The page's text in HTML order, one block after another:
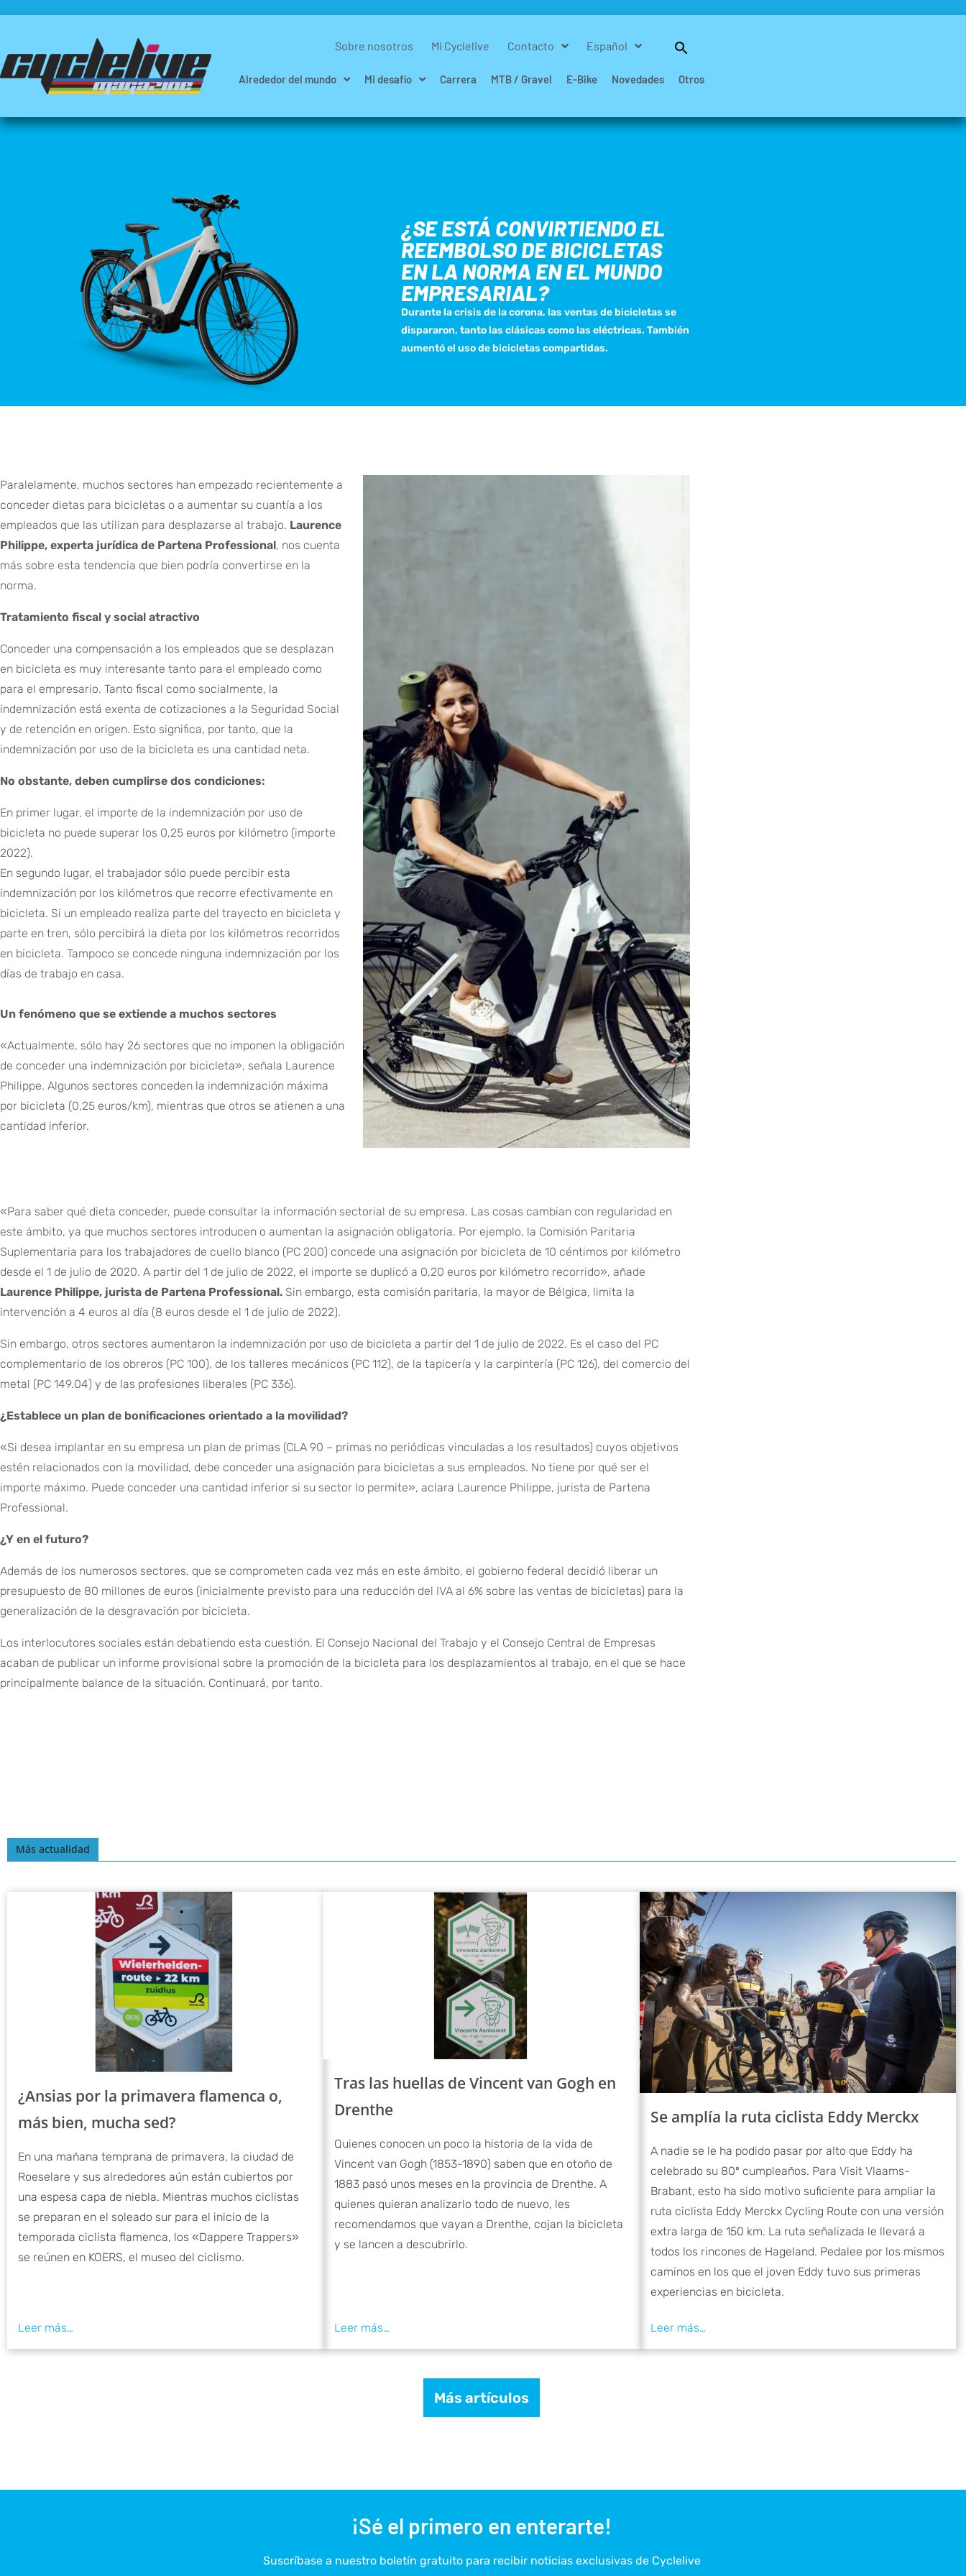
Sobre nosotros Mi Cyclelive Contacto Español
Alrededor del mundo Mi desafío Carrera MTB / Gravel E-Bike Novedades Otros
¿SE ESTÁ CONVIRTIENDO EL
REEMBOLSO DE BICICLETAS
EN LA NORMA EN EL MUNDO
EMPRESARIAL?
Durante la crisis de la corona, las ventas de bicicletas se
dispararon, tanto las clásicas como las eléctricas. También
aumentó el uso de bicicletas compartidas.
Paralelamente, muchos sectores han empezado recientemente a
conceder dietas para bicicletas o a aumentar su cuantía a los
empleados que las utilizan para desplazarse al trabajo. Laurence
Philippe, experta jurídica de Partena Professional, nos cuenta
más sobre esta tendencia que bien podría convertirse en la
norma.
Tratamiento fiscal y social atractivo
Conceder una compensación a los empleados que se desplazan
en bicicleta es muy interesante tanto para el empleado como
para el empresario. Tanto fiscal como socialmente, la
indemnización está exenta de cotizaciones a la Seguridad Social
y de retención en origen. Esto significa, por tanto, que la
indemnización por uso de la bicicleta es una cantidad neta.
No obstante, deben cumplirse dos condiciones:
En primer lugar, el importe de la indemnización por uso de
bicicleta no puede superar los 0,25 euros por kilómetro (importe
2022).
En segundo lugar, el trabajador sólo puede percibir esta
indemnización por los kilómetros que recorre efectivamente en
bicicleta. Si un empleado realiza parte del trayecto en bicicleta y
parte en tren, sólo percibirá la dieta por los kilómetros recorridos
en bicicleta. Tampoco se concede ninguna indemnización por los
días de trabajo en casa.
Un fenómeno que se extiende a muchos sectores
«Actualmente, sólo hay 26 sectores que no imponen la obligación
de conceder una indemnización por bicicleta», señala Laurence
Philippe. Algunos sectores conceden la indemnización máxima
por bicicleta (0,25 euros/km), mientras que otros se atienen a una
cantidad inferior.
«Para saber qué dieta conceder, puede consultar la información sectorial de su empresa. Las cosas cambian con regularidad en
este ámbito, ya que muchos sectores introducen o aumentan la asignación obligatoria. Por ejemplo, la Comisión Paritaria
Suplementaria para los trabajadores de cuello blanco (PC 200) concede una asignación por bicicleta de 10 céntimos por kilómetro
desde el 1 de julio de 2020. A partir del 1 de julio de 2022, el importe se duplicó a 0,20 euros por kilómetro recorrido», añade
Laurence Philippe, jurista de Partena Professional. Sin embargo, esta comisión paritaria, la mayor de Bélgica, limita la
intervención a 4 euros al día (8 euros desde el 1 de julio de 2022).
Sin embargo, otros sectores aumentaron la indemnización por uso de bicicleta a partir del 1 de julio de 2022. Es el caso del PC
complementario de los obreros (PC 100), de los talleres mecánicos (PC 112), de la tapicería y la carpintería (PC 126), del comercio del
metal (PC 149.04) y de las profesiones liberales (PC 336).
¿Establece un plan de bonificaciones orientado a la movilidad?
«Si desea implantar en su empresa un plan de primas (CLA 90 – primas no periódicas vinculadas a los resultados) cuyos objetivos
estén relacionados con la movilidad, debe conceder una asignación para bicicletas a sus empleados. No tiene por qué ser el
importe máximo. Puede conceder una cantidad inferior si su sector lo permite», aclara Laurence Philippe, jurista de Partena
Professional.
¿Y en el futuro?
Además de los numerosos sectores, que se comprometen cada vez más en este ámbito, el gobierno federal decidió liberar un
presupuesto de 80 millones de euros (inicialmente previsto para una reducción del IVA al 6% sobre las ventas de bicicletas) para la
generalización de la desgravación por bicicleta.
Los interlocutores sociales están debatiendo esta cuestión. El Consejo Nacional del Trabajo y el Consejo Central de Empresas
acaban de publicar un informe provisional sobre la promoción de la bicicleta para los desplazamientos al trabajo, en el que se hace
principalmente balance de la situación. Continuará, por tanto.
Más actualidad
¿Ansias por la primavera flamenca o,
más bien, mucha sed?
En una mañana temprana de primavera, la ciudad de
Roeselare y sus alrededores aún están cubiertos por
una espesa capa de niebla. Mientras muchos ciclistas
se preparan en el soleado sur para el inicio de la
temporada ciclista flamenca, los «Dappere Trappers»
se reúnen en KOERS, el museo del ciclismo.
Tras las huellas de Vincent van Gogh en
Drenthe
Quienes conocen un poco la historia de la vida de
Vincent van Gogh (1853-1890) saben que en otoño de
1883 pasó unos meses en la provincia de Drenthe. A
quienes quieran analizarlo todo de nuevo, les
recomendamos que vayan a Drenthe, cojan la bicicleta
y se lancen a descubrirlo.
Se amplía la ruta ciclista Eddy Merckx
A nadie se le ha podido pasar por alto que Eddy ha
celebrado su 80º cumpleaños. Para Visit Vlaams-
Brabant, esto ha sido motivo suficiente para ampliar la
ruta ciclista Eddy Merckx Cycling Route con una versión
extra larga de 150 km. La ruta señalizada le llevará a
todos los rincones de Hageland. Pedalee por los mismos
caminos en los que el joven Eddy tuvo sus primeras
experiencias en bicicleta.
Más artículos
¡Sé el primero en enterarte!
Suscríbase a nuestro boletín gratuito para recibir noticias exclusivas de Cyclelive